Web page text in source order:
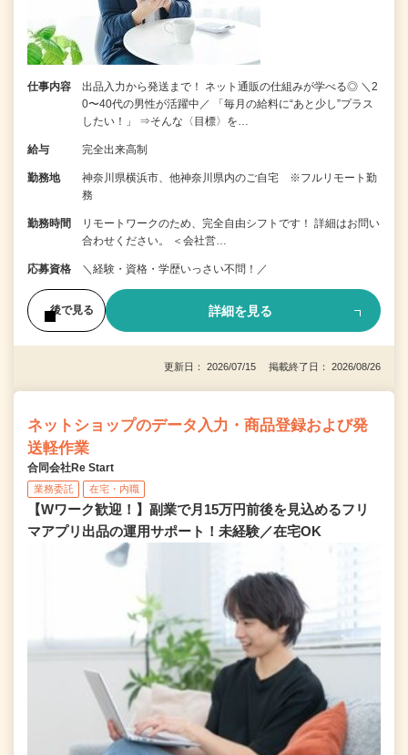
仕事内容
出品入力から発送まで！ ネット通販の仕組みが学べる◎ ＼2
0〜40代の男性が活躍中／ 「毎月の給料に“あと少し”プラス
したい！」 ⇒そんな〈目標〉を…
給与 完全出来高制
勤務地
神奈川県横浜市、他神奈川県内のご自宅 ※フルリモート勤
務
勤務時間
リモートワークのため、完全自由シフトです！ 詳細はお問い
合わせください。 ＜会社営…
応募資格 ＼経験・資格・学歴いっさい不問！／
後で見る 詳細を見る
更新日： 2026/07/15 掲載終了日： 2026/08/26
ネットショップのデータ入力・商品登録および発
送軽作業
合同会社Re Start
業務委託 在宅・内職
【Wワーク歓迎！】副業で月15万円前後を見込めるフリ
マアプリ出品の運用サポート！未経験／在宅OK